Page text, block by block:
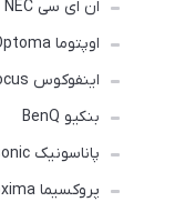
ان ای سی NEC
اوپتوما Optoma
اینفوکوس Infocus
بنکیو BenQ
پاناسونیک Panasonic
پروکسیما Proxima